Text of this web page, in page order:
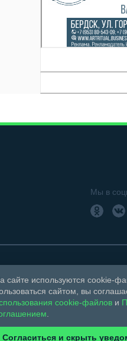
Мы в
о регистрации СМИ
праве и смежных правах.
сайте используются cookie-
сайтом, вы
cookie-файлов и
Согласиться и скрыть